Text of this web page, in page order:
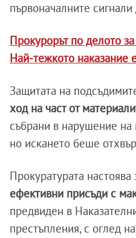
първоначалните
Прокурорът по делото
Най-тежкото наказание
Защитата на
ход на част от
събрани в нарушение на
но искането беше
Прокуратурата настоява
ефективни присъди с
предвиден в
престъпления, с оглед